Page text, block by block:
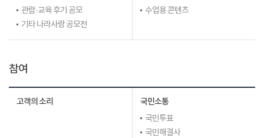
관람·교육 후기 공모
기타 나라사랑 공모전
수업용 콘텐츠
참여
고객의 소리 국민소통
국민투표
국민해결사